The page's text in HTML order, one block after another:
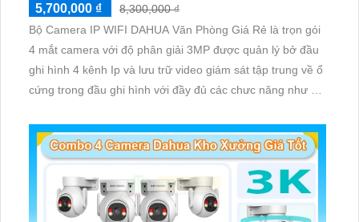
5,700,000 ₫
8,300,000 ₫
Bộ Camera IP WIFI DAHUA Văn Phòng Giá Rẻ là trọn gói
4 mắt camera với độ phân giải 3MP được quản lý bở đầu
ghi hình 4 kênh Ip và lưu trữ video giám sát tập trung về ổ
cứng trong đầu ghi hình với đầy đủ các chưc năng như AI
giám sát có màu vào ban đêm